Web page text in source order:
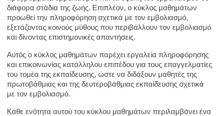
διάφορα στάδια της ζωής. Επιπλέον, ο κύκλος μαθημάτων
προωθεί την πληροφόρηση σχετικά με τον εμβολιασμό,
εξετάζοντας κοινούς μύθους που περιβάλλουν τον εμβολιασμό
και δίνοντας επιστημονικές απαντήσεις.
Αυτός ο κύκλος μαθημάτων παρέχει εργαλεία πληροφόρησης
και επικοινωνίας κατάλληλου επιπέδου για τους επαγγελματίες
του τομέα της εκπαίδευσης, ώστε να διδάξουν μαθητές της
πρωτοβάθμιας και της δευτεροβάθμιας εκπαίδευσης σχετικά
με τον εμβολιασμό.
Κάθε ενότητα αυτού του κύκλου μαθημάτων περιλαμβάνει ένα